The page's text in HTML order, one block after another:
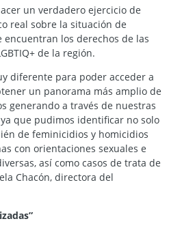
un verdadero ejercicio de
real sobre la situación de
los derechos de las
de la región.
diferente para poder acceder a
un panorama más amplio de
generando a través de nuestras
que pudimos identificar no solo
de feminicidios y homicidios
con orientaciones sexuales e
así como casos de trata de
Chacón, directora del